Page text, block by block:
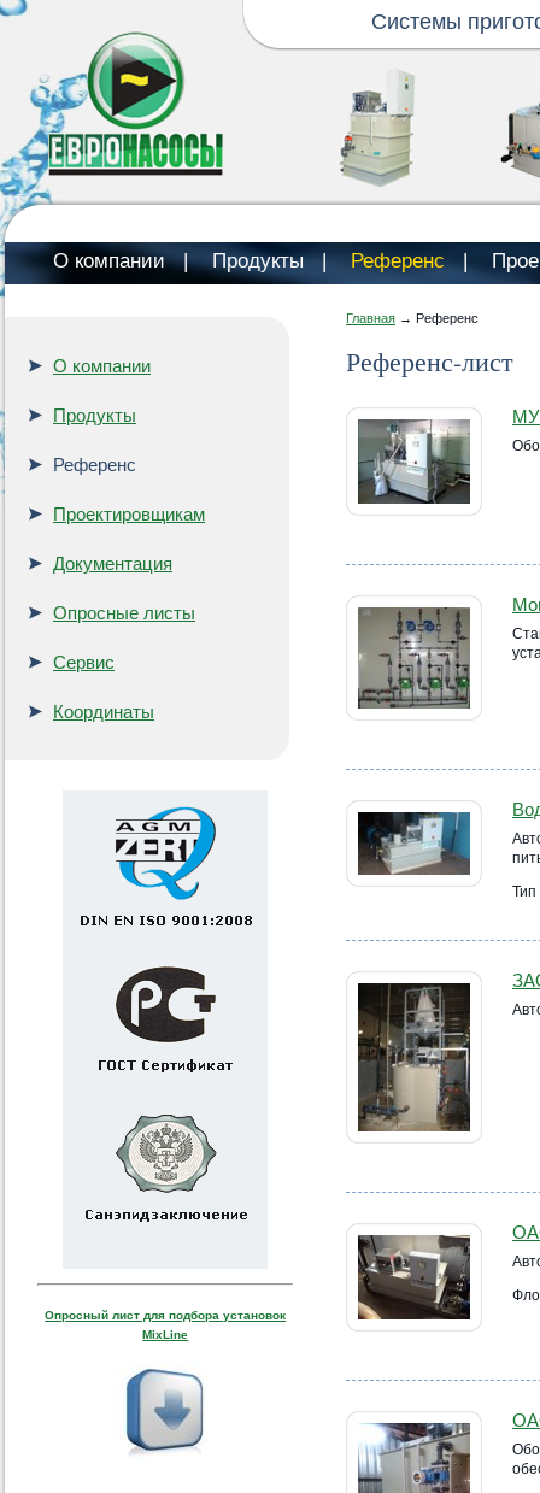
Системы
О компании | Продукты | Референс |
О компании
Продукты
Референс
Проектировщикам
Документация
Опросные листы
Сервис
Координаты
Опросный лист для подбора установок
MixLine
Главная → Референс
Референс-лист
Тип